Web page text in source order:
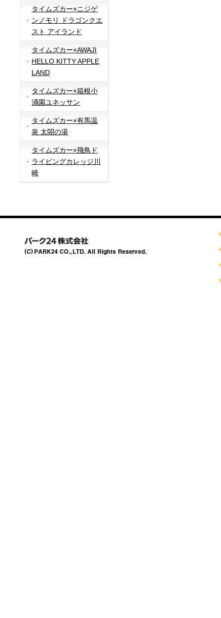
タイムズカー×ニジゲ
ンノモリ ドラゴンクエ
スト アイランド
タイムズカー×AWAJI
HELLO KITTY APPLE
LAND
タイムズカー×箱根小
涌園ユネッサン
タイムズカー×有馬温
泉 太閤の湯
タイムズカー×飛鳥ド
ライビングカレッジ川
崎